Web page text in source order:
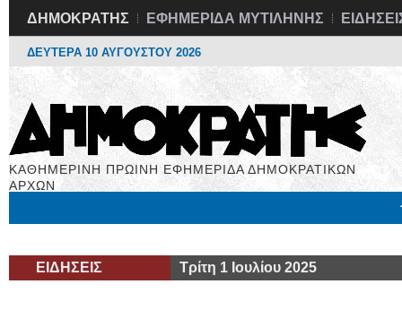
ΔΗΜΟΚΡΑΤΗΣ ΕΦΗΜΕΡΙΔΑ ΜΥΤΙΛΗΝΗΣ
ΔΕΥΤΕΡΑ 10 ΑΥΓΟΥΣΤΟΥ 2026
ΚΑΘΗΜΕΡΙΝΗ ΠΡΩΙΝΗ ΕΦΗΜΕΡΙΔΑ ΔΗΜΟΚΡΑΤΙΚΩΝ
ΑΡΧΩΝ
ΕΙΔΗΣΕΙΣ Τρίτη 1 Ιουλίου 2025